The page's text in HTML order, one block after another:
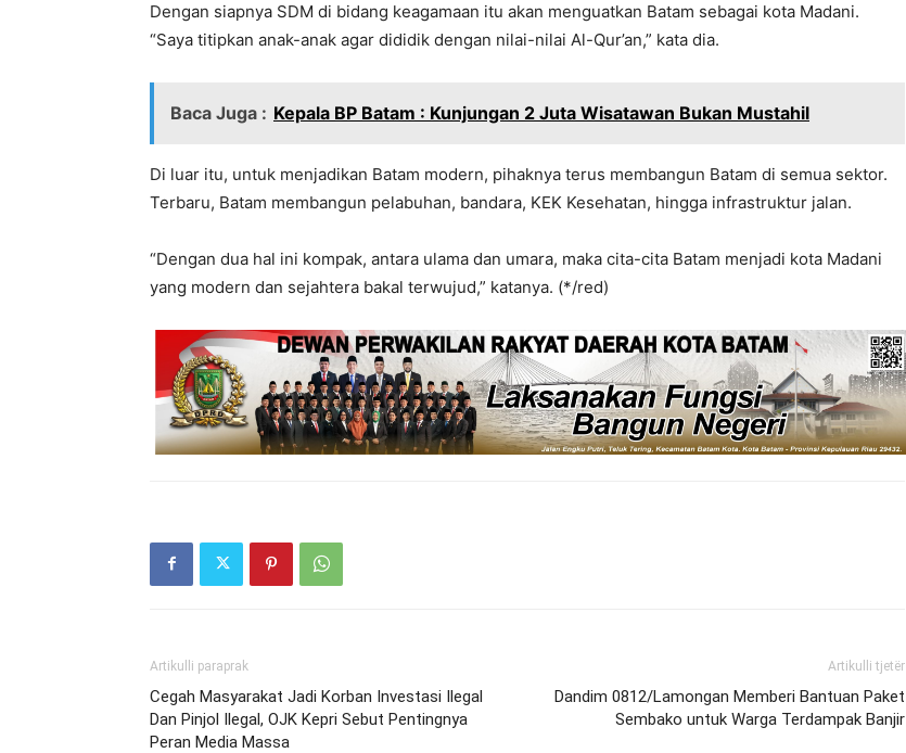
Dengan siapnya SDM di bidang keagamaan itu akan menguatkan Batam sebagai kota Madani.
“Saya titipkan anak-anak agar dididik dengan nilai-nilai Al-Qur’an,” kata dia.
Baca Juga : Kepala BP Batam : Kunjungan 2 Juta Wisatawan Bukan Mustahil
Di luar itu, untuk menjadikan Batam modern, pihaknya terus membangun Batam di semua sektor.
Terbaru, Batam membangun pelabuhan, bandara, KEK Kesehatan, hingga infrastruktur jalan.
“Dengan dua hal ini kompak, antara ulama dan umara, maka cita-cita Batam menjadi kota Madani
yang modern dan sejahtera bakal terwujud,” katanya. (*/red)
Artikulli paraprak
Cegah Masyarakat Jadi Korban Investasi Ilegal
Dan Pinjol Ilegal, OJK Kepri Sebut Pentingnya
Peran Media Massa
Artikulli tjetër
Dandim 0812/Lamongan Memberi Bantuan Paket
Sembako untuk Warga Terdampak Banjir